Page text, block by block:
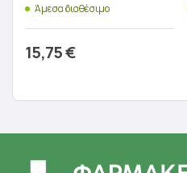
Άμεσα διαθέσιμο
15,75€